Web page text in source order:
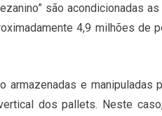
são acondicionadas
4,9 milhões de
armazenadas e manipuladas
dos pallets. Neste